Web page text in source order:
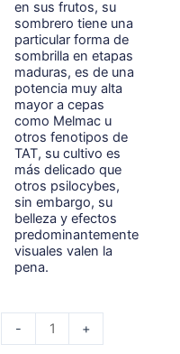
en sus frutos, su
sombrero tiene una
particular forma de
sombrilla en etapas
maduras, es de una
potencia muy alta
mayor a cepas
como Melmac u
otros fenotipos de
TAT, su cultivo es
más delicado que
otros psilocybes,
sin embargo, su
belleza y efectos
predominantemente
visuales valen la
pena.
-
Psilocybe
+